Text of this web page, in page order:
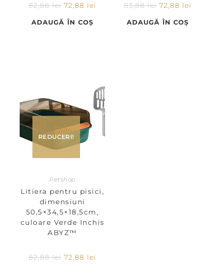
82,88lei 72,88 lei
ADAUGĂ ÎN COȘ
83,88lei 72,88 lei
ADAUGĂ ÎN COȘ
REDUCERI!
Petshop
Litiera pentru pisici,
dimensiuni
50,5×34,5×18,5cm,
culoare Verde Inchis
ABYZ™
82,88lei 72,88 lei